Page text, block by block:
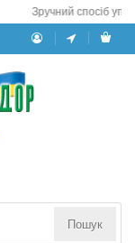
Зручний спосіб
Пошук